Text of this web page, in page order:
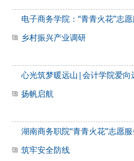
电子商务学院：“青青火花”志
乡村振兴产业调研
心光筑梦暖远山|会计学院爱向
扬帆启航
湖南商务职院“青青火花”志愿
筑牢安全防线